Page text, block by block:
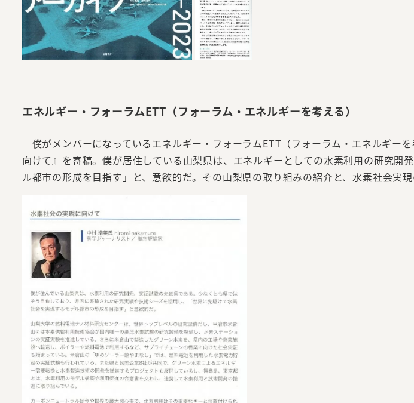
エネルギー・フォーラムETT（フォーラム・エネルギーを考える）
僕がメンバーになっているエネルギー・フォーラムETT（フォーラム・エネルギー
向けて』を寄稿。僕が居住している山梨県は、エネルギーとしての水素利用の研究
ル都市の形成を目指す」と、意欲的だ。その山梨県の取り組みの紹介と、水素社会実